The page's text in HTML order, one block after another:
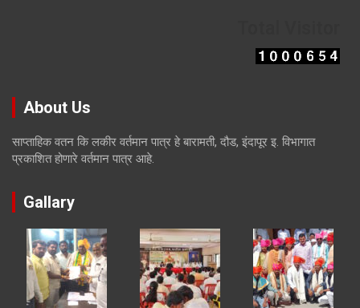
About Us
साप्ताहिक वतन कि लकीर वर्तमान पात्र हे बारामती, दौड, इंदापूर इ. विभागात
प्रकाशित होणारे वर्तमान पात्र आहे.
Gallary